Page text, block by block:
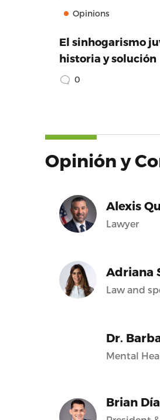
Opinions
El sinhogarismo
historia y solución
0
Opinión y
Alexis
Lawyer
Adriana
Law and
Dr.
Mental
Brian